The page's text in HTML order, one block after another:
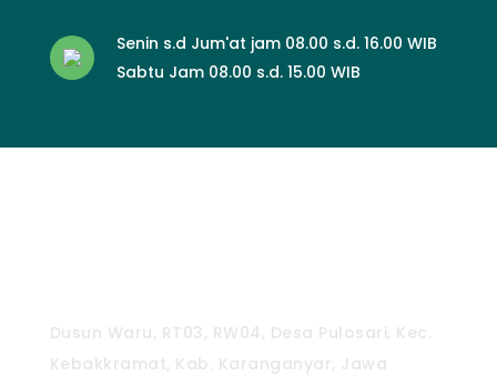
Senin s.d Jum'at jam 08.00 s.d. 16.00 WIB
Sabtu Jam 08.00 s.d. 15.00 WIB
Dusun Waru, RT03, RW04, Desa Pulosari, Kec.
Kebakkramat, Kab. Karanganyar, Jawa